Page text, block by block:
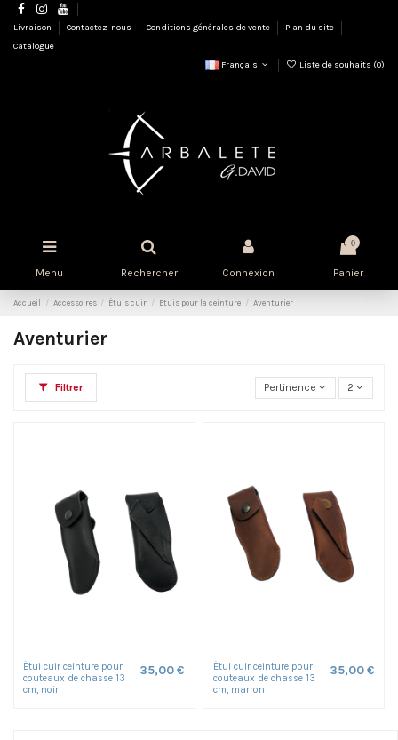
Livraison Contactez-nous Conditions générales de vente
Plan du site
Catalogue
Français
Liste de souhaits (0)
Menu Rechercher Connexion
0
Panier
Accueil Accessoires Étuis cuir Etuis pour la ceinture Aventurier
Aventurier
Filtrer Pertinence 2
Étui cuir ceinture pour
couteaux de chasse 13
cm, noir
35,00 €
Étui cuir ceinture pour
couteaux de chasse 13
cm, marron
35,00 €